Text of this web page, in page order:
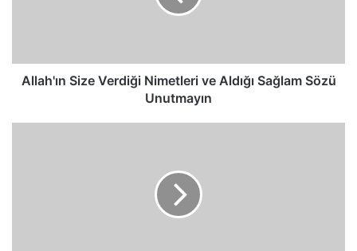
Unutmayın
Allah'ın Size Verdiği Nimetleri ve Aldığı Sağlam Sözü
Unutmayın